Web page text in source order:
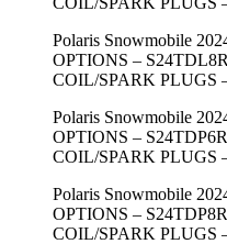
Polaris Snowmobile
OPTIONS –
COIL/SPARK PLUGS
Polaris Snowmobile
OPTIONS –
COIL/SPARK PLUGS
Polaris Snowmobile
OPTIONS –
COIL/SPARK PLUGS